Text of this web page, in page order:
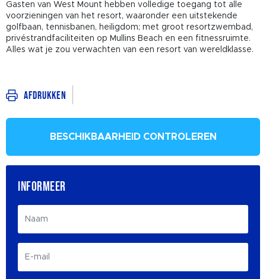
Gasten van West Mount hebben volledige toegang tot alle
voorzieningen van het resort, waaronder een uitstekende
golfbaan, tennisbanen, heiligdom; met groot resortzwembad,
privéstrandfaciliteiten op Mullins Beach en een fitnessruimte.
Alles wat je zou verwachten van een resort van wereldklasse.
Afdrukken
BESCHIKBAARHEID CONTROLEREN
INFORMEER